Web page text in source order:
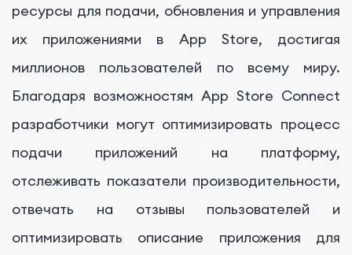
ресурсы для подачи, обновления и управления
их приложениями в App Store, достигая
миллионов пользователей по всему миру.
Благодаря возможностям App Store Connect
разработчики могут оптимизировать процесс
подачи приложений на платформу,
отслеживать показатели производительности,
отвечать на отзывы пользователей и
оптимизировать описание приложения для